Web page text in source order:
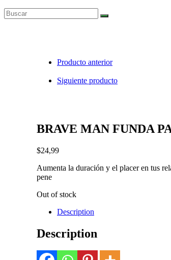
Agotado
Producto anterior
Siguiente producto
BRAVE MAN FUNDA
$24,99
Aumenta la duración y el placer en tus
pene
Out of stock
Description
Description